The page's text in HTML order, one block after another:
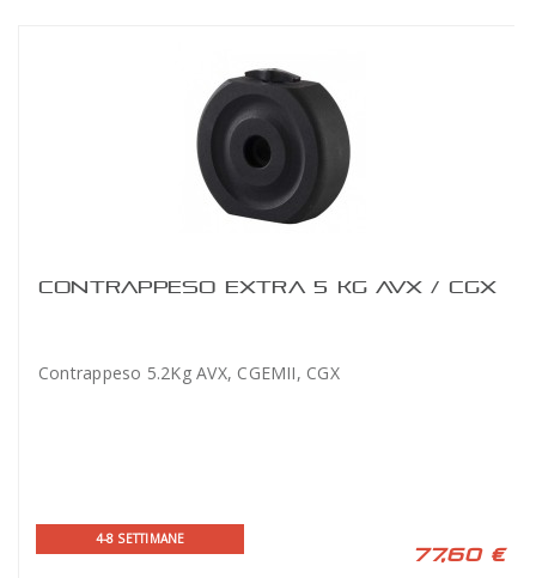
CONTRAPPESO EXTRA 5 KG AVX / CGX
Contrappeso 5.2Kg AVX, CGEMII, CGX
4-8 SETTIMANE
77,60 €